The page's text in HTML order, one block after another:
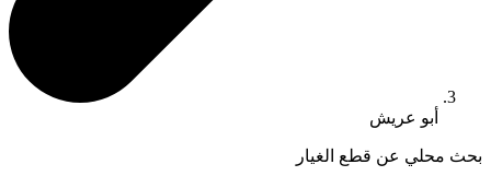
أبو عريش
بحث محلي عن قطع الغيار